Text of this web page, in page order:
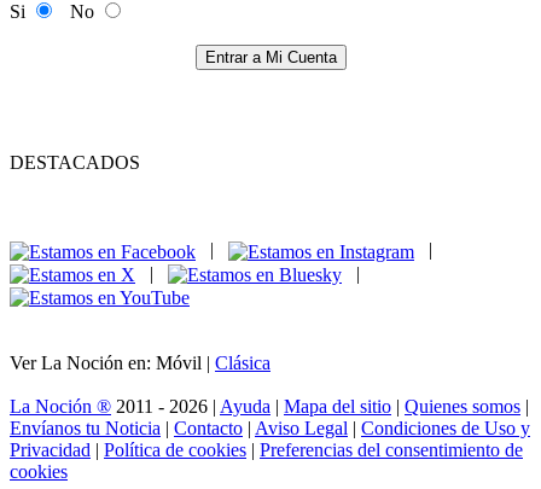
Si
No
Entrar a Mi Cuenta
DESTACADOS
|
|
Ver La Noción en: Móvil | Clásica
La Noción ® 2011 - 2026 | Ayuda | Mapa del sitio | Quienes somos |
Envíanos tu Noticia | Contacto | Aviso Legal | Condiciones de Uso y
Privacidad | Política de cookies | Preferencias del consentimiento de
cookies